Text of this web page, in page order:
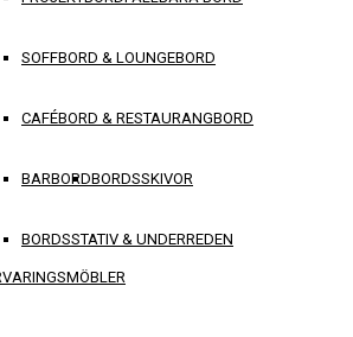
SOFFBORD & LOUNGEBORD
CAFÉBORD & RESTAURANGBORD
BARBORDBORDSSKIVOR
BORDSSTATIV & UNDERREDEN